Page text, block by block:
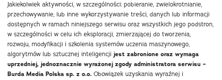
Jakiekolwiek aktywności, w szczególności: pobieranie, zwielokrotnianie,
przechowywanie, lub inne wykorzystywanie treści, danych lub informacji
dostępnych w ramach niniejszego serwisu oraz wszystkich jego podstron,
w szczególności w celu ich eksploracji, zmierzającej do tworzenia,
rozwoju, modyfikacji i szkolenia systemów uczenia maszynowego,
algorytmów lub sztucznej inteligencji jest zabronione oraz wymaga
uprzedniej, jednoznacznie wyrażonej zgody administratora serwisu –
Burda Media Polska sp. z o.o. Obowiązek uzyskania wyraźnej i